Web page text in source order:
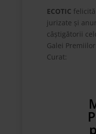
ECOTIC
jurizate și
câștigătorii
Galei
Curat: